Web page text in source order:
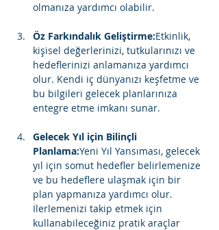
Öz Farkındalık Geliştirme:Etkinlik,
kişisel değerlerinizi, tutkularınızı ve
hedeflerinizi anlamanıza yardımcı
olur. Kendi iç dünyanızı keşfetme ve
bu bilgileri gelecek planlarınıza
Gelecek Yıl için Bilinçli
Planlama:Yeni Yıl Yansıması, gelecek
yıl için somut hedefler belirlemenize
ve bu hedeflere ulaşmak için bir
plan yapmanıza yardımcı olur.
İlerlemenizi takip etmek için
kullanabileceğiniz pratik araçlar